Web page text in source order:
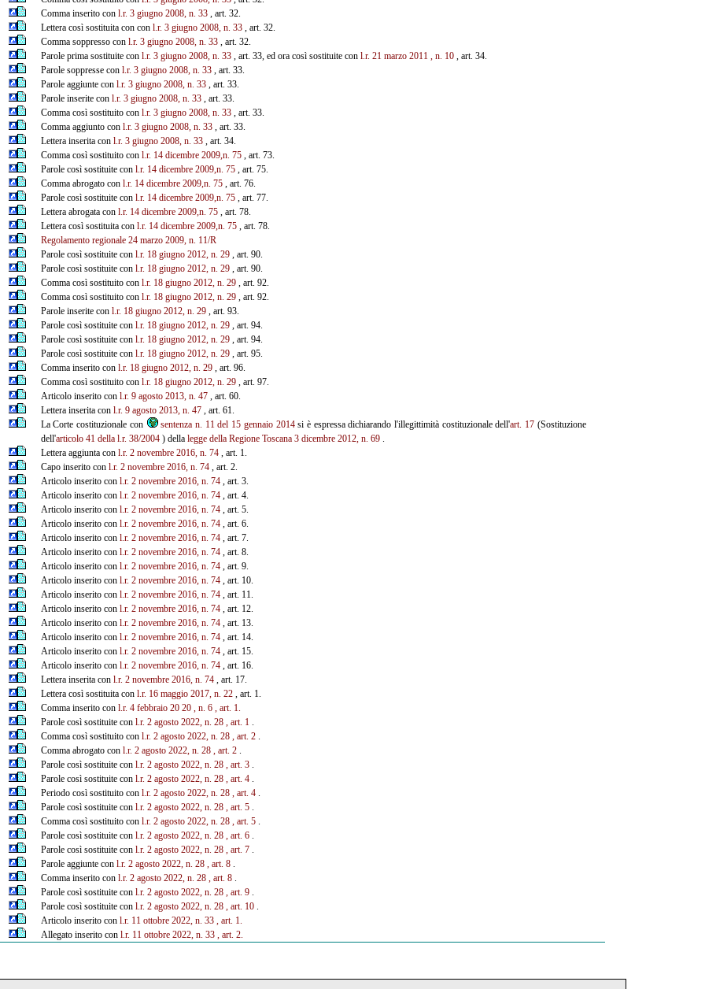
Comma inserito con l.r. 3 giugno 2008, n. 33, art. 32.
Lettera così sostituita con con l.r. 3 giugno 2008, n. 33, art. 32.
Comma soppresso con l.r. 3 giugno 2008, n. 33, art. 32.
Parole prima sostituite con l.r. 3 giugno 2008, n. 33, art. 33, ed ora così sostituite con l.r. 21 marzo 2011 , n. 10, art. 34.
Parole soppresse con l.r. 3 giugno 2008, n. 33, art. 33.
Parole aggiunte con l.r. 3 giugno 2008, n. 33, art. 33.
Parole inserite con l.r. 3 giugno 2008, n. 33, art. 33.
Comma così sostituito con l.r. 3 giugno 2008, n. 33, art. 33.
Comma aggiunto con l.r. 3 giugno 2008, n. 33, art. 33.
Lettera inserita con l.r. 3 giugno 2008, n. 33, art. 34.
Comma così sostituito con l.r. 14 dicembre 2009,n. 75, art. 73.
Parole così sostituite con l.r. 14 dicembre 2009,n. 75, art. 75.
Comma abrogato con l.r. 14 dicembre 2009,n. 75, art. 76.
Parole così sostituite con l.r. 14 dicembre 2009,n. 75, art. 77.
Lettera abrogata con l.r. 14 dicembre 2009,n. 75, art. 78.
Lettera così sostituita con l.r. 14 dicembre 2009,n. 75, art. 78.
Regolamento regionale 24 marzo 2009, n. 11/R
Parole così sostituite con l.r. 18 giugno 2012, n. 29, art. 90.
Parole così sostituite con l.r. 18 giugno 2012, n. 29, art. 90.
Comma così sostituito con l.r. 18 giugno 2012, n. 29, art. 92.
Comma così sostituito con l.r. 18 giugno 2012, n. 29, art. 92.
Parole inserite con l.r. 18 giugno 2012, n. 29, art. 93.
Parole così sostituite con l.r. 18 giugno 2012, n. 29, art. 94.
Parole così sostituite con l.r. 18 giugno 2012, n. 29, art. 94.
Parole così sostituite con l.r. 18 giugno 2012, n. 29, art. 95.
Comma inserito con l.r. 18 giugno 2012, n. 29, art. 96.
Comma così sostituito con l.r. 18 giugno 2012, n. 29, art. 97.
Articolo inserito con l.r. 9 agosto 2013, n. 47, art. 60.
Lettera inserita con l.r. 9 agosto 2013, n. 47, art. 61.
La Corte costituzionale con sentenza n. 11 del 15 gennaio 2014si è espressa dichiarando l'illegittimità costituzionale dell'art. 17(Sostituzione
dell'articolo 41 della l.r. 38/2004) della legge della Regione Toscana 3 dicembre 2012, n. 69.
Lettera aggiunta con l.r. 2 novembre 2016, n. 74, art. 1.
Capo inserito con l.r. 2 novembre 2016, n. 74, art. 2.
Articolo inserito con l.r. 2 novembre 2016, n. 74, art. 3.
Articolo inserito con l.r. 2 novembre 2016, n. 74, art. 4.
Articolo inserito con l.r. 2 novembre 2016, n. 74, art. 5.
Articolo inserito con l.r. 2 novembre 2016, n. 74, art. 6.
Articolo inserito con l.r. 2 novembre 2016, n. 74, art. 7.
Articolo inserito con l.r. 2 novembre 2016, n. 74, art. 8.
Articolo inserito con l.r. 2 novembre 2016, n. 74, art. 9.
Articolo inserito con l.r. 2 novembre 2016, n. 74, art. 10.
Articolo inserito con l.r. 2 novembre 2016, n. 74, art. 11.
Articolo inserito con l.r. 2 novembre 2016, n. 74, art. 12.
Articolo inserito con l.r. 2 novembre 2016, n. 74, art. 13.
Articolo inserito con l.r. 2 novembre 2016, n. 74, art. 14.
Articolo inserito con l.r. 2 novembre 2016, n. 74, art. 15.
Articolo inserito con l.r. 2 novembre 2016, n. 74, art. 16.
Lettera inserita con l.r. 2 novembre 2016, n. 74, art. 17.
Lettera così sostituita con l.r. 16 maggio 2017, n. 22, art. 1.
Comma inserito con l.r. 4 febbraio 20 20 , n. 6 , art. 1.
Parole così sostituite con l.r. 2 agosto 2022, n. 28 , art. 1.
Comma così sostituito con l.r. 2 agosto 2022, n. 28 , art. 2.
Comma abrogato con l.r. 2 agosto 2022, n. 28 , art. 2.
Parole così sostituite con l.r. 2 agosto 2022, n. 28 , art. 3.
Parole così sostituite con l.r. 2 agosto 2022, n. 28 , art. 4.
Periodo così sostituito con l.r. 2 agosto 2022, n. 28 , art. 4.
Parole così sostituite con l.r. 2 agosto 2022, n. 28 , art. 5.
Comma così sostituito con l.r. 2 agosto 2022, n. 28 , art. 5.
Parole così sostituite con l.r. 2 agosto 2022, n. 28 , art. 6.
Parole così sostituite con l.r. 2 agosto 2022, n. 28 , art. 7.
Parole aggiunte con l.r. 2 agosto 2022, n. 28 , art. 8.
Comma inserito con l.r. 2 agosto 2022, n. 28 , art. 8.
Parole così sostituite con l.r. 2 agosto 2022, n. 28 , art. 9.
Parole così sostituite con l.r. 2 agosto 2022, n. 28 , art. 10.
Articolo inserito con l.r. 11 ottobre 2022, n. 33 , art. 1.
Allegato inserito con l.r. 11 ottobre 2022, n. 33 , art. 2.